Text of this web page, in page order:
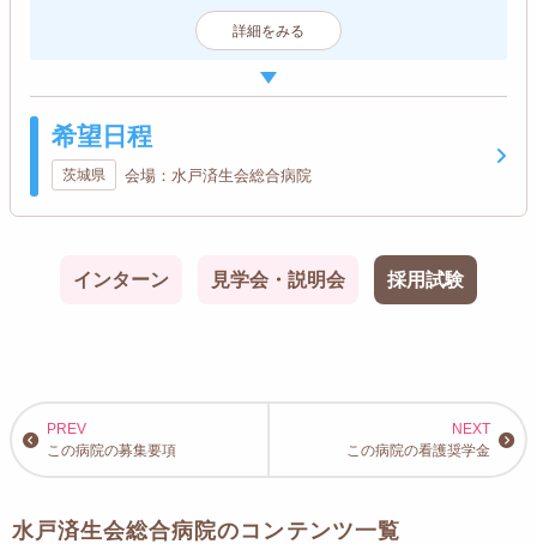
詳細をみる
希望日程
茨城県 会場：水戸済生会総合病院
インターン 見学会・説明会 採用試験
この病院の募集要項 この病院の看護奨学金
水戸済生会総合病院のコンテンツ一覧